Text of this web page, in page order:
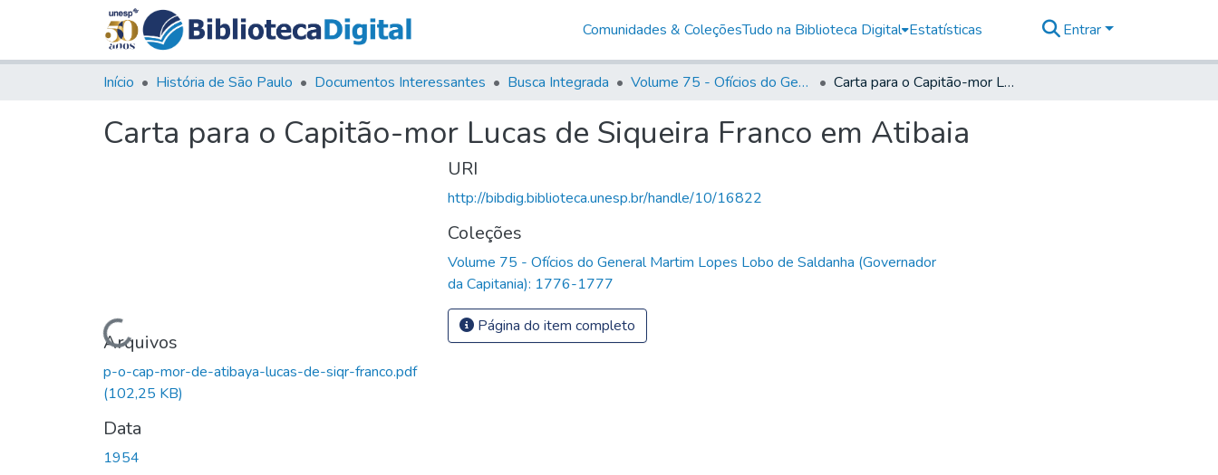
Comunidades & ColeçõesTudo na Biblioteca Digital Estatísticas Entrar
Início História de São Paulo Documentos Interessantes Busca Integrada Volume 75 - Ofícios do General Martim Lopes Lobo de Saldanha (Governador da Capitania): 1776-1777 Carta para o Capitão-mor Lucas de Siqueira Franco em Atibaia
Carta para o Capitão-mor Lucas de Siqueira Franco em Atibaia
Carregando...
Arquivos
p-o-cap-mor-de-atibaya-lucas-de-siqr-franco.pdf
(102,25 KB)
Data
1954
URI
http://bibdig.biblioteca.unesp.br/handle/10/16822
Coleções
Volume 75 - Ofícios do General Martim Lopes Lobo de Saldanha (Governador
da Capitania): 1776-1777
Página do item completo